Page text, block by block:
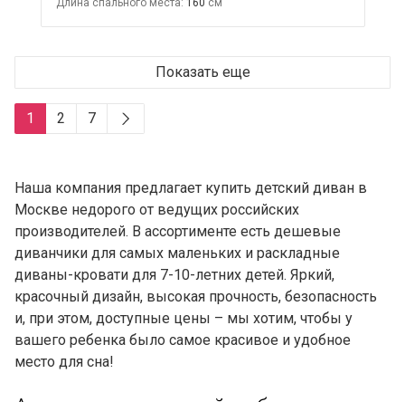
Показать еще
1 2 7
Наша компания предлагает купить детский диван в
Москве недорого от ведущих российских
производителей. В ассортименте есть дешевые
диванчики для самых маленьких и раскладные
диваны-кровати для 7-10-летних детей. Яркий,
красочный дизайн, высокая прочность, безопасность
и, при этом, доступные цены – мы хотим, чтобы у
вашего ребенка было самое красивое и удобное
место для сна!